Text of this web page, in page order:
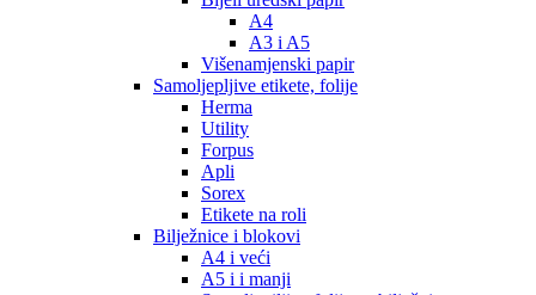
A4
A3 i A5
Višenamjenski papir
Samoljepljive etikete, folije
Herma
Utility
Forpus
Apli
Sorex
Etikete na roli
Bilježnice i blokovi
A4 i veći
A5 i i manji